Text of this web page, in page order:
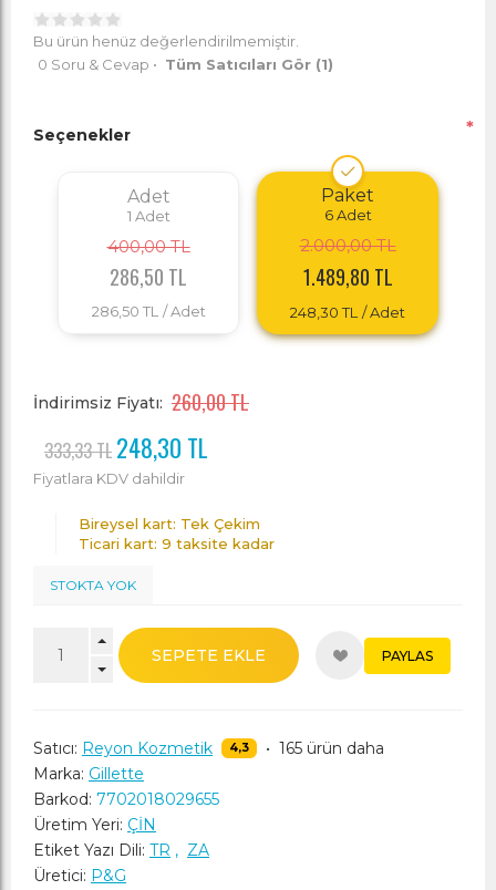
Bu ürün henüz değerlendirilmemiştir.
0 Soru & Cevap • Tüm Satıcıları Gör (1)
Seçenekler *
Adet
1 Adet
400,00 TL
286,50 TL
286,50 TL / Adet
Paket
6 Adet
2.000,00 TL
1.489,80 TL
248,30 TL / Adet
İndirimsiz Fiyatı: 260,00 TL
333,33 TL 248,30 TL
Fiyatlara KDV dahildir
Bireysel kart: Tek Çekim
Ticari kart: 9 taksite kadar
STOKTA YOK
SEPETE EKLE PAYLAS
Satıcı: Reyon Kozmetik 4,3 • 165 ürün daha
Marka: Gillette
Barkod: 7702018029655
Üretim Yeri: ÇİN
Etiket Yazı Dili: TR , ZA
Üretici: P&G